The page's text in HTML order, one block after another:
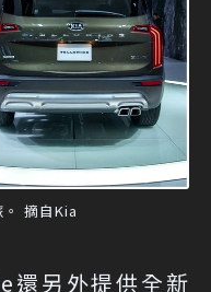
摘自Kia
還另外提供全新